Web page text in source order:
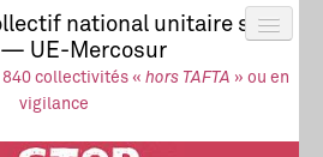
national unitaire stop
— UE-Mercosur
840 collectivités « hors TAFTA » ou en
vigilance
UE-Mercosur
TAFTA
CETA